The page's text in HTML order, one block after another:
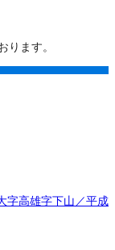
ります。
字高雄字下山／平成